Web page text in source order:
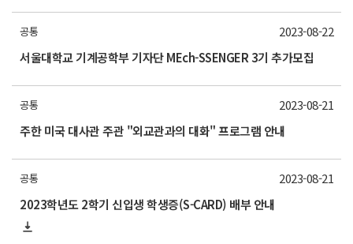
공통
서울대학교 기계공학부 기자단 MEch-SSENGER 3기 추가모집
2023-08-22
공통
주한 미국 대사관 주관 "외교관과의 대화" 프로그램 안내
2023-08-21
공통
2023학년도 2학기 신입생 학생증(S-CARD) 배부 안내
2023-08-21